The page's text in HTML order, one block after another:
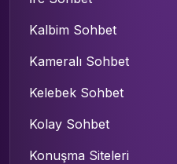
Kalbim Sohbet
Kameralı Sohbet
Kelebek Sohbet
Kolay Sohbet
Konuşma Siteleri